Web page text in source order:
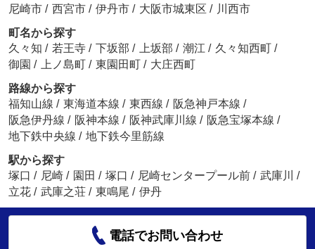
尼崎市 / 西宮市 / 伊丹市 / 大阪市城東区 / 川西市
町名から探す
久々知 / 若王寺 / 下坂部 / 上坂部 / 潮江 / 久々知西町 /
御園 / 上ノ島町 / 東園田町 / 大庄西町
路線から探す
福知山線 / 東海道本線 / 東西線 / 阪急神戸本線 /
阪急伊丹線 / 阪神本線 / 阪神武庫川線 / 阪急宝塚本線 /
地下鉄中央線 / 地下鉄今里筋線
駅から探す
塚口 / 尼崎 / 園田 / 塚口 / 尼崎センタープール前 / 武庫川
/
立花 / 武庫之荘 / 東鳴尾 / 伊丹
電話でお問い合わせ